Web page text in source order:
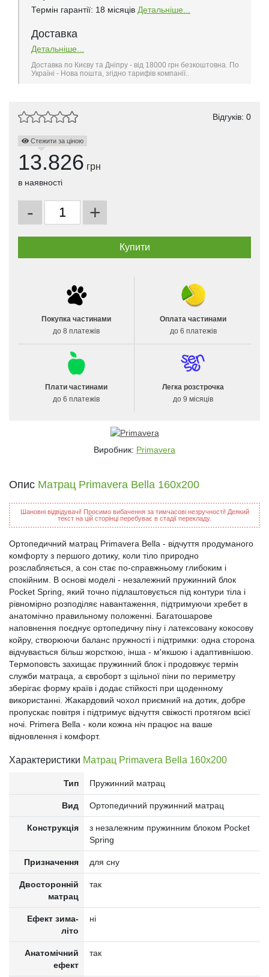
Термін гарантії: 18 місяців Детальніше...
Доставка
Детальніше...
Доставка по Києву та Дніпру - від 18000 грн безкоштовна. По
Україні - Нова пошта, згідно тарифів компанії..
Відгуків: 0
Стежити за ціною
13.826 грн
в наявності
- +
Покупка частинами
до 8 платежів
Оплата частинами
до 6 платежів
Плати частинами
до 6 платежів
Легка розстрочка
до 9 місяців
Виробник: Primavera
Опис Матрац Primavera Bella 160x200
Шановні відвідувачі! Просимо вибачення за тимчасові незручності! Деякий
текст на цій сторінці перебуває в стадії перекладу.
Ортопедичний матрац Primavera Bella - відчуття продуманого
комфорту з першого дотику, коли тіло природно
розслабляється, а сон стає по-справжньому глибоким і
спокійним. В основі моделі - незалежний пружинний блок
Pocket Spring, який точно підлаштовується під контури тіла і
рівномірно розподіляє навантаження, підтримуючи хребет в
анатомічно правильному положенні. Багатошарове
наповнення поєднує ортопедичну піну і латексовану кокосову
койру, створюючи баланс пружності і підтримки: одна сторона
відчувається більш жорсткою, інша - м'якшою і адаптивнішою.
Термоповсть захищає пружинний блок і продовжує термін
служби матраца, а євроборт з щільної піни по периметру
зберігає форму країв і додає стійкості при щоденному
використанні. Жакардовий чохол приємний на дотик, добре
пропускає повітря і підтримує відчуття свіжості протягом всієї
ночі. Primera Bella - коли кожна ніч працює на ваше
відновлення і комфорт.
Характеристики Матрац Primavera Bella 160x200
Тип Пружинний матрац
Вид Ортопедичний пружинний матрац
Конструкція
з незалежним пружинним блоком Pocket
Spring
Призначення для сну
Двосторонній
матрац
так
Ефект зима-
літо
ні
Анатомічний
ефект
так